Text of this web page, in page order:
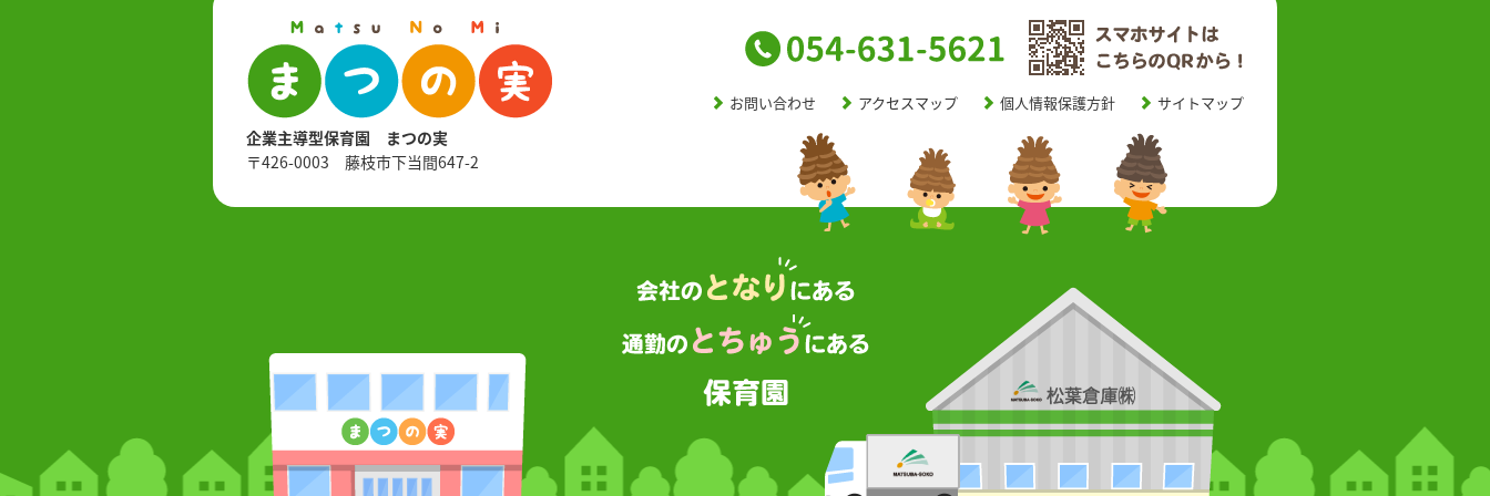
企業主導型保育園 まつの実
〒426-0003 藤枝市下当間647-2
お問い合わせ アクセスマップ 個人情報保護方針 サイトマップ